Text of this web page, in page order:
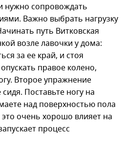
нужно сопровождать
Важно выбрать нагрузку
путь Витковская
возле лавочки у дома:
за ее край, и стоя
правое колено,
Второе упражнение
Поставьте ногу на
над поверхностью пола
очень хорошо влияет на
процесс